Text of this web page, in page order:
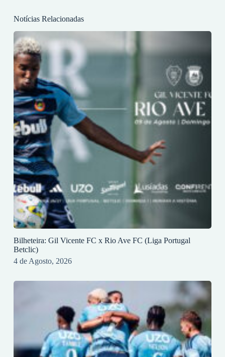
Notícias Relacionadas
Bilheteira: Gil Vicente FC x Rio Ave FC (Liga Portugal
Betclic)
4 de Agosto, 2026